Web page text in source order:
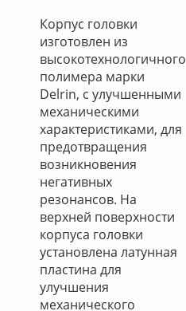
Корпус головки
изготовлен из
высокотехнологичного
полимера марки
Delrin, с улучшенными
механическими
характеристиками, для
предотвращения
возникновения
негативных
резонансов. На
верхней поверхности
корпуса головки
установлена латунная
пластина для
улучшения
механического